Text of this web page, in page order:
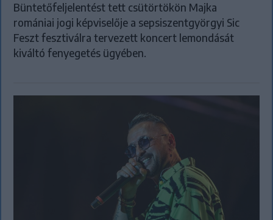
Büntetőfeljelentést tett csütörtökön Majka
romániai jogi képviselője a sepsiszentgyörgyi Sic
Feszt fesztiválra tervezett koncert lemondását
kiváltó fenyegetés ügyében.